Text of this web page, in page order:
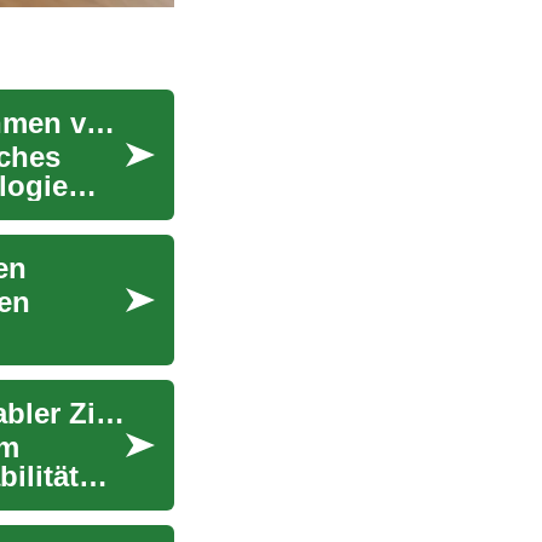
Finanzierungsoptionen für wachsende Unternehmen verständlich erklärt
Sicherung von Zinsrisiken: Festzins versus variabler Zinssatz